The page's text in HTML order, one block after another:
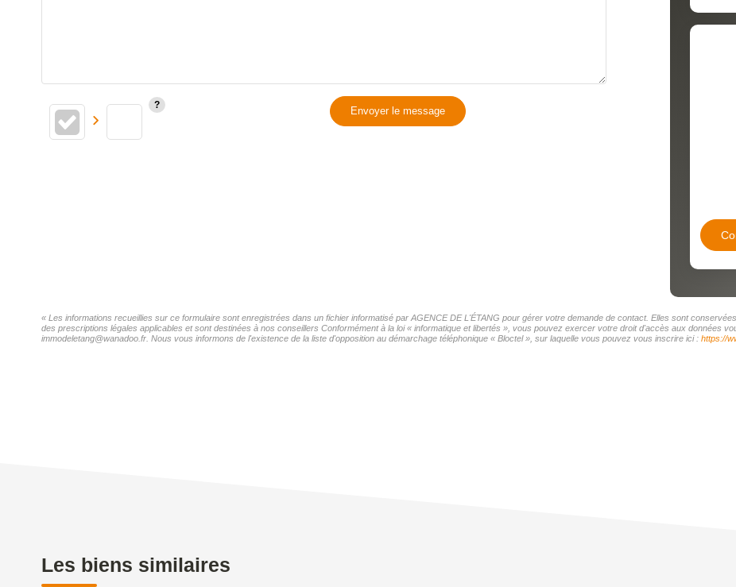
Envoyer le message
« Les informations recueillies sur ce formulaire sont enregistrées dans un fichier informatisé par AGENCE DE L'ÉTANG pour gérer votre demande de contact. Elles sont
des prescriptions légales applicables et sont destinées à nos conseillers Conformément à la loi « informatique et libertés », vous pouvez exercer votre droit d'accès aux données
immodeletang@wanadoo.fr. Nous vous informons de l'existence de la liste d'opposition au démarchage téléphonique « Bloctel », sur laquelle vous pouvez vous inscrire ici : https://
Les biens similaires